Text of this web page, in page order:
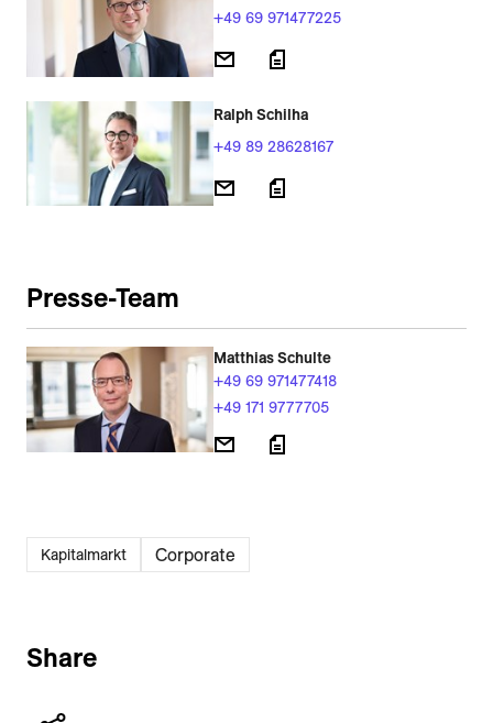
+49 69 971477225
Ralph Schilha
+49 89 28628167
Presse-Team
Matthias Schulte
+49 69 971477418
+49 171 9777705
Kapitalmarkt Corporate
Share